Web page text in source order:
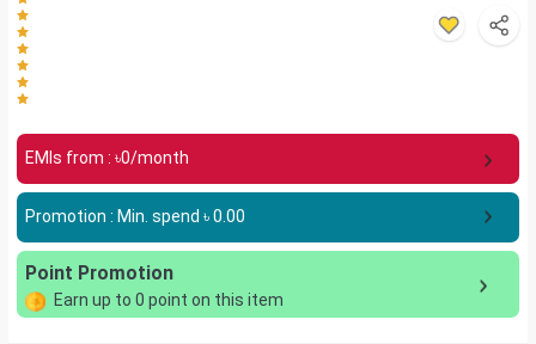
EMIs from : ৳0/month
Promotion : Min. spend ৳0.00
Point Promotion
Earn up to 0 point on this item